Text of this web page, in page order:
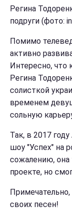
Регина
подруги (фото:
Помимо
активно
Интересно,
Регина
солисткой
временем
сольную
Так, в 2017
шоу "Успех" на
сожалению, она
проекте, но
своих песен!